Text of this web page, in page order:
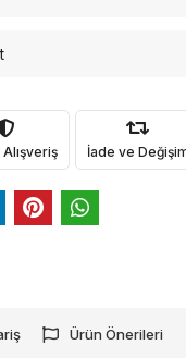
İade ve
Ürün Önerileri